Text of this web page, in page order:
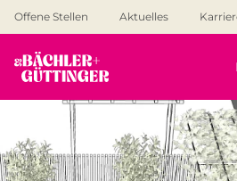
Offene Stellen Aktuelles